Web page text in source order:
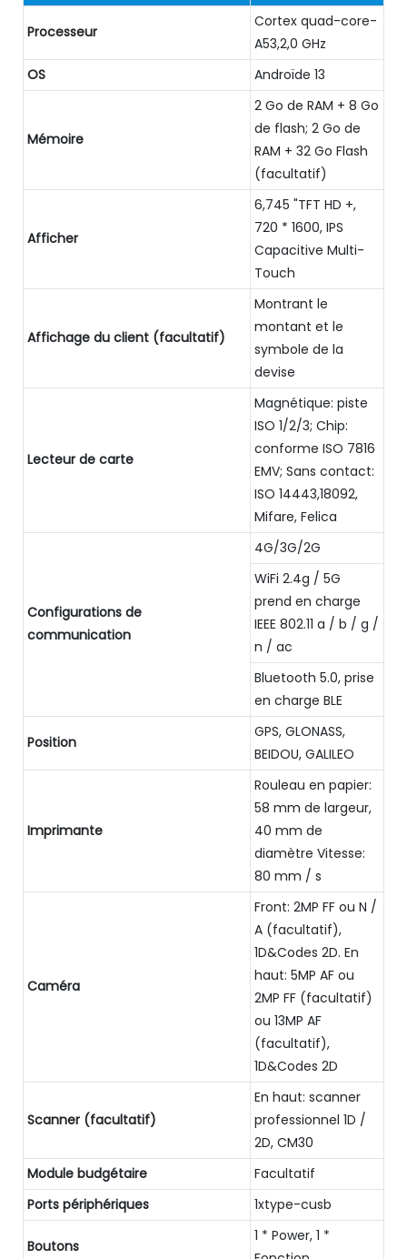
Processeur
Cortex quad-core-
A53,2,0 GHz
OS
Androïde 13
Mémoire
2 Go de RAM + 8 Go
de flash; 2 Go de
RAM + 32 Go Flash
(facultatif)
Afficher
6,745 "TFT HD +,
720 * 1600, IPS
Capacitive Multi-
Touch
Affichage du client (facultatif)
Montrant le
montant et le
symbole de la
devise
Lecteur de carte
Magnétique: piste
ISO 1/2/3; Chip:
conforme ISO 7816
EMV; Sans contact:
ISO 14443,18092,
Mifare, Felica
Configurations de
communication
4G/3G/2G
WiFi 2.4g / 5G
prend en charge
IEEE 802.11 a / b / g /
n / ac
Bluetooth 5.0, prise
en charge BLE
Position
GPS, GLONASS,
BEIDOU, GALILEO
Imprimante
Rouleau en papier:
58 mm de largeur,
40 mm de
diamètre Vitesse:
80 mm / s
Caméra
Front: 2MP FF ou N /
A (facultatif),
1D&Codes 2D. En
haut: 5MP AF ou
2MP FF (facultatif)
ou 13MP AF
(facultatif),
1D&Codes 2D
Scanner (facultatif)
En haut: scanner
professionnel 1D /
2D, CM30
Module budgétaire
Facultatif
Ports périphériques
1xtype-cusb
Boutons
1 * Power, 1 *